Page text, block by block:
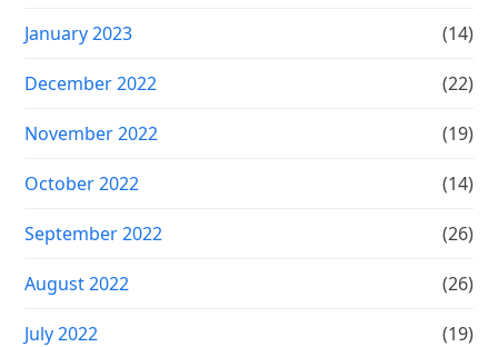
January 2023 (14)
December 2022 (22)
November 2022 (19)
October 2022 (14)
September 2022 (26)
August 2022 (26)
July 2022 (19)